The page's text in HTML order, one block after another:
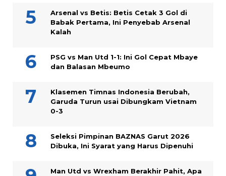
Arsenal vs Betis: Betis Cetak 3 Gol di
Babak Pertama, Ini Penyebab Arsenal
Kalah
PSG vs Man Utd 1-1: Ini Gol Cepat Mbaye
dan Balasan Mbeumo
Klasemen Timnas Indonesia Berubah,
Garuda Turun usai Dibungkam Vietnam
0-3
Seleksi Pimpinan BAZNAS Garut 2026
Dibuka, Ini Syarat yang Harus Dipenuhi
Man Utd vs Wrexham Berakhir Pahit, Apa